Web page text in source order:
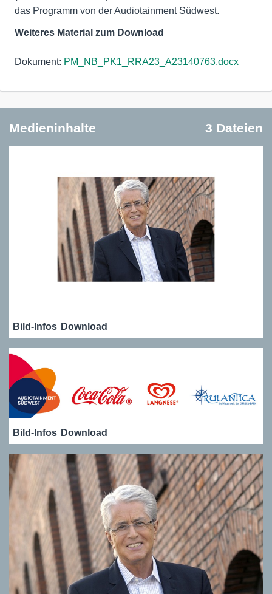
das Programm von der Audiotainment Südwest.
Weiteres Material zum Download
Dokument: PM_NB_PK1_RRA23_A23140763.docx
Medieninhalte 3 Dateien
Bild-Infos Download
Bild-Infos Download